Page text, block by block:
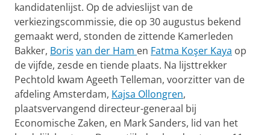
kandidatenlijst. Op de advieslijst van de
verkiezingscom­missie, die op 30 augustus bekend
gemaakt werd, stonden de zittende Kamerleden
Bakker, Boris van der Ham en Fatma Koşer Kaya op
de vijfde, zesde en tiende plaats. Na lijsttrekker
Pechtold kwam Ageeth Telleman, voorzitter van de
afdeling Amsterdam, Kajsa Ollongren,
plaatsvervangend directeur-generaal bij
Economische Zaken, en Mark Sanders, lid van het